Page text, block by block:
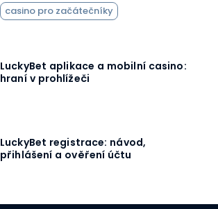
casino pro začátečníky
LuckyBet aplikace a mobilní casino:
hraní v prohlížeči
LuckyBet registrace: návod,
přihlášení a ověření účtu